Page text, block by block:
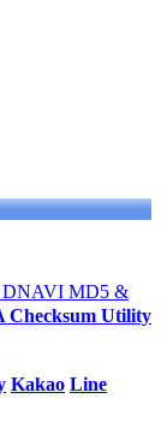
DNAVI MD5 &
Checksum Utility
Kakao Line